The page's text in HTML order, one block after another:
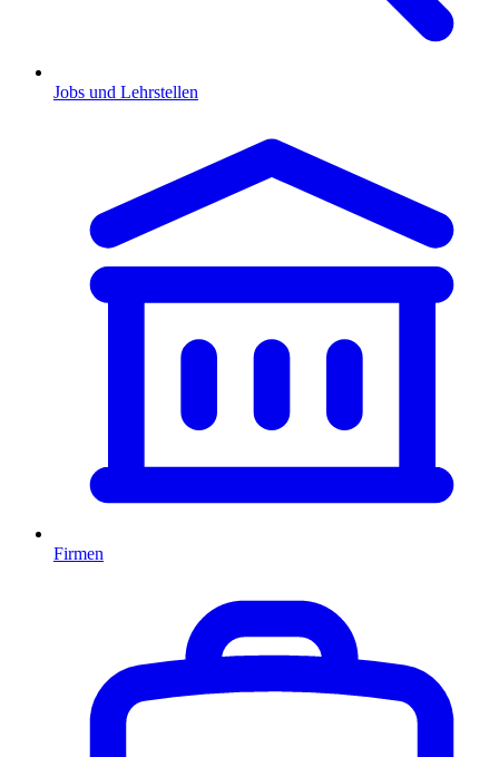
Jobs und Lehrstellen
Firmen